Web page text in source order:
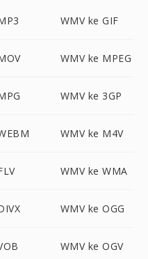
WMV ke GIF
WMV ke MPEG
WMV ke 3GP
WMV ke M4V
WMV ke WMA
WMV ke OGG
WMV ke OGV